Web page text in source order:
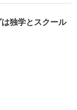
は独学とスクール